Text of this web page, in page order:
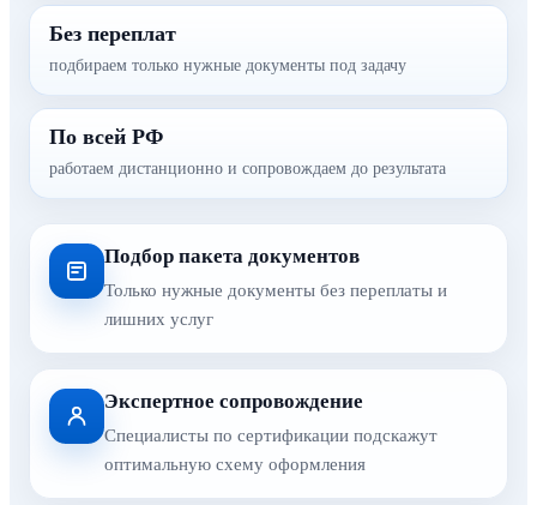
Без переплат
подбираем только нужные документы под задачу
По всей РФ
работаем дистанционно и сопровождаем до результата
Подбор пакета документов
Только нужные документы без переплаты и
лишних услуг
Экспертное сопровождение
Специалисты по сертификации подскажут
оптимальную схему оформления